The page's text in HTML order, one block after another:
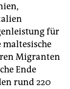
für
maltesische
Migranten
Ende
rund 220